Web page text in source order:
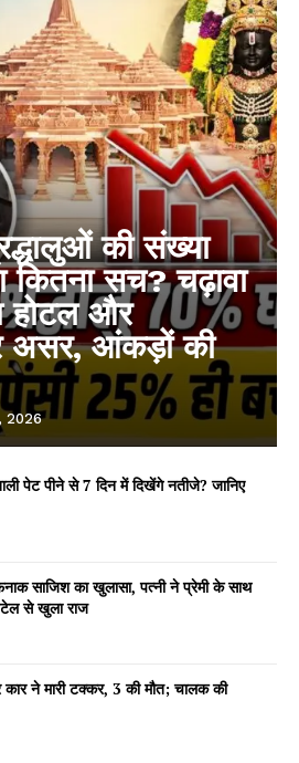
की संख्या
कितना सच? चढ़ावा
होटल और
असर, आंकड़ों की
2026
पेट पीने से 7 दिन में दिखेंगे नतीजे? जानिए
साजिश का खुलासा, पत्नी ने प्रेमी के साथ
से खुला राज
कार ने मारी टक्कर, 3 की मौत; चालक की